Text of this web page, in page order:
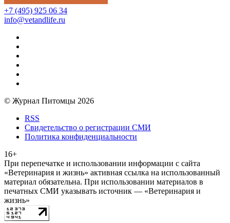
+7 (495) 925 06 34
info@vetandlife.ru
© Журнал Питомцы 2026
RSS
Свидетельство о регистрации СМИ
Политика конфиденциальности
16+
При перепечатке и использовании информации с сайта
«Ветеринария и жизнь» активная ссылка на использованный
материал обязательна. При использовании материалов в
печатных СМИ указывать источник — «Ветеринария и
жизнь»